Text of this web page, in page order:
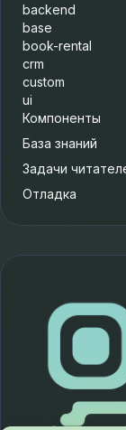
backend
base
book-rental
crm
custom
ui
Компоненты
База знаний
Задачи
Отладка